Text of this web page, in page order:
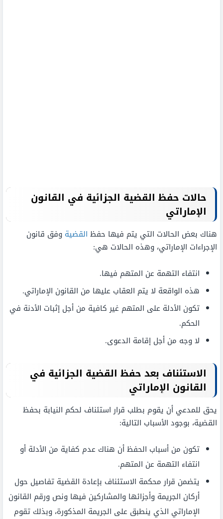
حالات حفظ القضية الجزائية في القانون
الإماراتي
هناك بعض الحالات التي يتم فيها حفظ القضية وفق قانون
الإجراءات الإماراتي، وهذه الحالات هي:
انتفاء التهمة عن المتهم فيها.
هذه الواقعة لا يتم العقاب عليها من القانون الإماراتي.
تكون الأدلة على المتهم غير كافية من أجل إثبات الأدنة في
الحكم.
لا وجه من أجل إقامة الدعوى.
الاستئناف بعد حفظ القضية الجزائية في
القانون الإماراتي
يحق للمدعي أن يقوم بطلب قرار استئناف لحكم النيابة بحفظ
القضية، بوجود الأسباب التالية:
تكون من أسباب الحفظ أن هناك عدم كفاية من الأدلة أو
انتفاء التهمة عن المتهم.
يتضمن قرار محكمة الاستئناف بإعادة القضية تفاصيل حول
أركان الجريمة وأجزائها والمشاركين فيها ونص ورقم القانون
الإماراتي الذي ينطبق على الجريمة المذكورة، وبذلك تقوم